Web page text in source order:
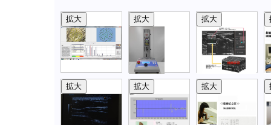
拡大 拡大 拡大
拡大 拡大 拡大